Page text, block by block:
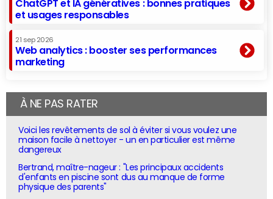
ChatGPT et IA génératives : bonnes pratiques
et usages responsables
21 sep 2026
Web analytics : booster ses performances
marketing
À NE PAS RATER
Voici les revêtements de sol à éviter si vous voulez une
maison facile à nettoyer - un en particulier est même
dangereux
Bertrand, maître-nageur : "Les principaux accidents
d'enfants en piscine sont dus au manque de forme
physique des parents"